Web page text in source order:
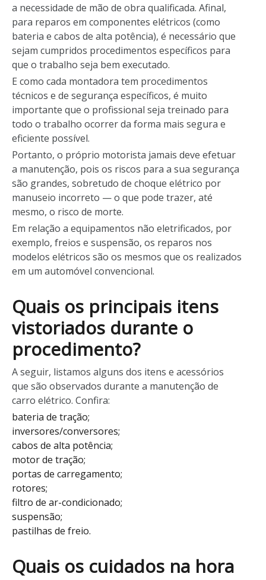
a necessidade de mão de obra qualificada. Afinal,
para reparos em componentes elétricos (como
bateria e cabos de alta potência), é necessário que
sejam cumpridos procedimentos específicos para
que o trabalho seja bem executado.
E como cada montadora tem procedimentos
técnicos e de segurança específicos, é muito
importante que o profissional seja treinado para
todo o trabalho ocorrer da forma mais segura e
eficiente possível.
Portanto, o próprio motorista jamais deve efetuar
a manutenção, pois os riscos para a sua segurança
são grandes, sobretudo de choque elétrico por
manuseio incorreto — o que pode trazer, até
mesmo, o risco de morte.
Em relação a equipamentos não eletrificados, por
exemplo, freios e suspensão, os reparos nos
modelos elétricos são os mesmos que os realizados
em um automóvel convencional.
Quais os principais itens
vistoriados durante o
procedimento?
A seguir, listamos alguns dos itens e acessórios
que são observados durante a manutenção de
carro elétrico. Confira:
bateria de tração;
inversores/conversores;
cabos de alta potência;
motor de tração;
portas de carregamento;
rotores;
filtro de ar-condicionado;
suspensão;
pastilhas de freio.
Quais os cuidados na hora